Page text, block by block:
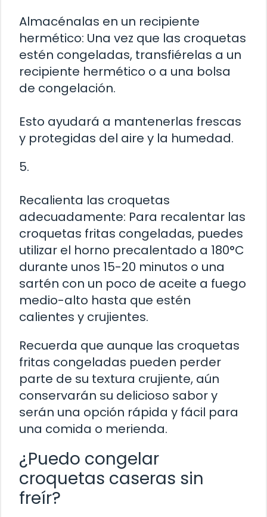
Almacénalas en un recipiente
hermético: Una vez que las croquetas
estén congeladas, transfiérelas a un
recipiente hermético o a una bolsa
de congelación.
Esto ayudará a mantenerlas frescas
y protegidas del aire y la humedad.
5.
Recalienta las croquetas
adecuadamente: Para recalentar las
croquetas fritas congeladas, puedes
utilizar el horno precalentado a 180°C
durante unos 15-20 minutos o una
sartén con un poco de aceite a fuego
medio-alto hasta que estén
calientes y crujientes.
Recuerda que aunque las croquetas
fritas congeladas pueden perder
parte de su textura crujiente, aún
conservarán su delicioso sabor y
serán una opción rápida y fácil para
una comida o merienda.
¿Puedo congelar
croquetas caseras sin
freír?